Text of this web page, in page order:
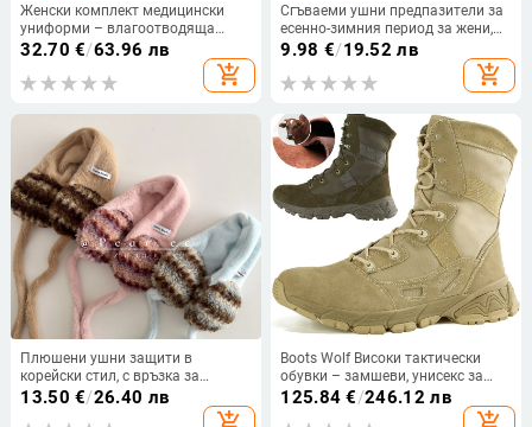
Женски комплект медицински
униформи – влагоотводяща
полиестер-еластан материя, къс
ръкав, стоящ яка, горнище и
панталон
32.70 €/63.96 лв
add_shopping_cart
Сгъваеми ушни предпазители за
есенно-зимния период за жени,
семпъл плюшен дизайн, топли
9.98 €/19.52 лв
add_shopping_cart
Плюшени ушни защити в
корейски стил, с връзка за
пристягане, топли за студено
13.50 €/26.40 лв
Boots Wolf Високи тактически
обувки – замшеви, унисекс за
възрастни, за открити условия,
походи, катерене и самозащита
125.84 €/246.12 лв